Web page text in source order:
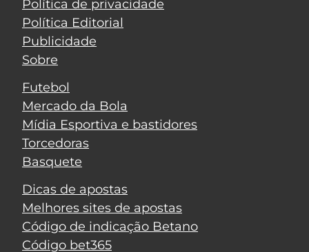
Política de privacidade
Política Editorial
Publicidade
Sobre
Futebol
Mercado da Bola
Mídia Esportiva e bastidores
Torcedoras
Basquete
Dicas de apostas
Melhores sites de apostas
Código de indicação Betano
Código bet365